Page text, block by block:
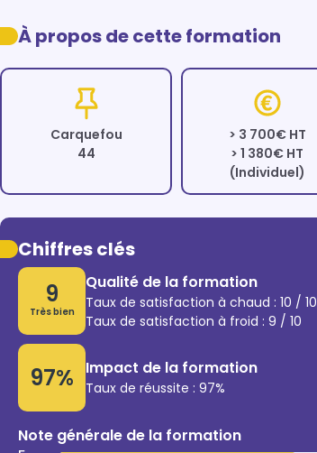
À propos de cette formation
Carquefou
44
> 3 700€ HT
> 1 380€ HT
(Individuel)
Chiffres clés
9
Très bien
Qualité de la formation
Taux de satisfaction à chaud : 10 / 10
Taux de satisfaction à froid : 9 / 10
97% Impact de la formation
Taux de réussite : 97%
Note générale de la formation